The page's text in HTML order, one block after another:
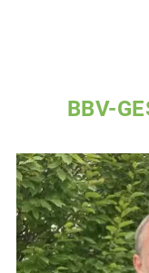
BBV-